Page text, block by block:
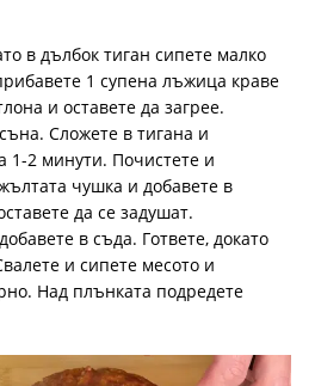
в дълбок тиган сипете малко
1 супена лъжица краве
и оставете да загрее.
Сложете в тигана и
1-2 минути. Почистете и
чушка и добавете в
да се задушат.
в съда. Гответе, докато
и сипете месото и
Над плънката подредете